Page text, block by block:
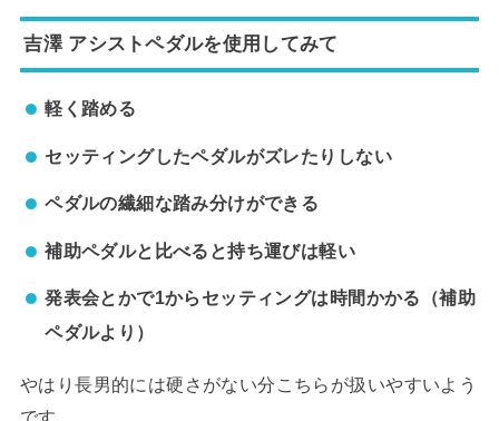
吉澤 アシストペダルを使用してみて
軽く踏める
セッティングしたペダルがズレたりしない
ペダルの繊細な踏み分けができる
補助ペダルと比べると持ち運びは軽い
発表会とかで1からセッティングは時間かかる（補助
ペダルより）
やはり長男的には硬さがない分こちらが扱いやすいよう
です。